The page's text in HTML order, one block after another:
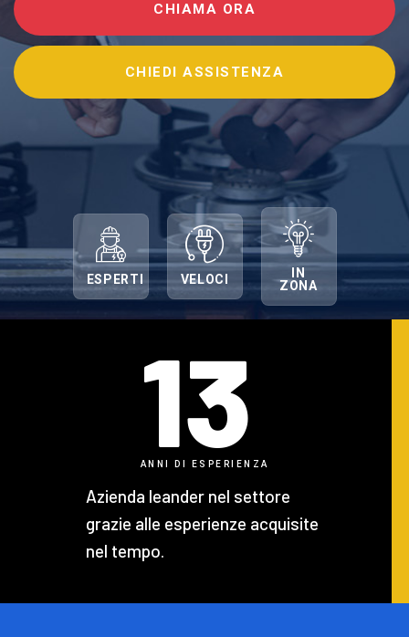
CHIAMA ORA
CHIEDI ASSISTENZA
ESPERTI VELOCI
IN
ZONA
13
ANNI DI ESPERIENZA
Azienda leander nel settore
grazie alle esperienze acquisite
nel tempo.